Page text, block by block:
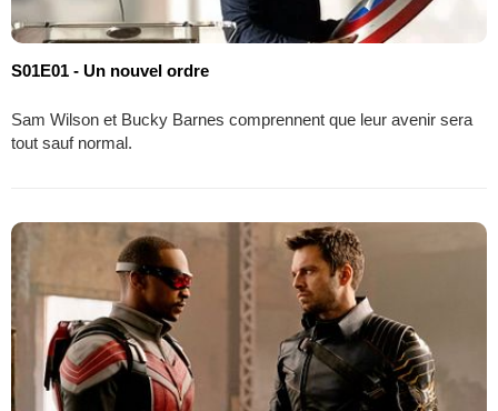
S01E01 - Un nouvel ordre
Sam Wilson et Bucky Barnes comprennent que leur avenir sera
tout sauf normal.